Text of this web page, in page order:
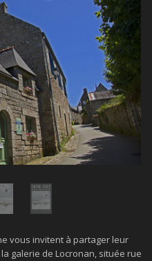
vous invitent à partager leur
galerie de Locronan, située rue